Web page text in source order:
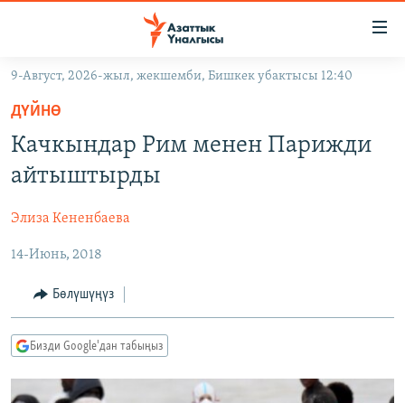
Навигацияга
өтүңүз
Издөөгө
салыңыз
ЖАҢЫЛЫКТАР
ЭКОНОМИКА
МАДАНИЯТ
БОРБОР АЗИЯ
АТАЙЫН ИЛИКТӨӨ
ТВ ПРОГРАММАЛАР
БҮГҮН АЗАТТЫКТА
БИЗ ЖАНА ДҮЙНӨ
ДАНИСТЕ
ПОДКАСТ
ӨЗГӨЧӨ ПИКИР
9-Август, 2026-жыл, жекшемби, Бишкек убактысы 12:40
ДҮЙНӨ
Качкындар Рим менен Парижди
айтыштырды
Элиза Кененбаева
14-Июнь, 2018
Бөлүшүңүз
Бизди Google'дан табыңыз